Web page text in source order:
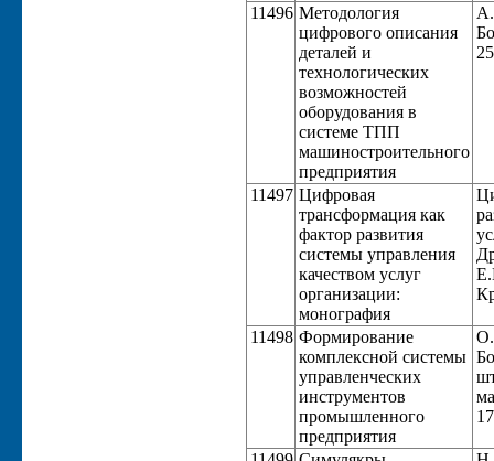
11496 Методология
цифрового описания
деталей и
технологических
возможностей
оборудования в
системе ТПП
машиностроительного
предприятия
11497 Цифровая
трансформация как
фактор развития
системы управления
качеством услуг
организации:
монография
11498 Формирование
комплексной системы
управленческих
инструментов
промышленного
предприятия